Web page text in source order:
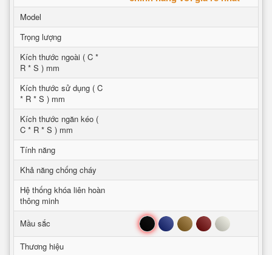
Model
Trọng lượng
Kích thước ngoài ( C *
R * S ) mm
Kích thước sử dụng ( C
* R * S ) mm
Kích thước ngăn kéo (
C * R * S ) mm
Tính năng
Khả năng chống cháy
Hệ thống khóa liên hoàn
thông minh
Mầu sắc
Đen Xanh Nâu Đỏ Trắng
Thương hiệu